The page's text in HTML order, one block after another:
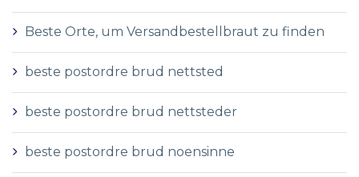
Beste Orte, um Versandbestellbraut zu finden
beste postordre brud nettsted
beste postordre brud nettsteder
beste postordre brud noensinne